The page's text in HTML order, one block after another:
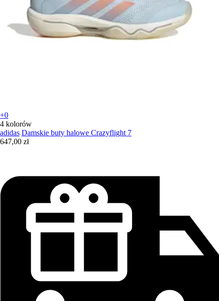
+0
4 kolorów
adidas Damskie buty halowe Crazyflight 7
647,00 zł